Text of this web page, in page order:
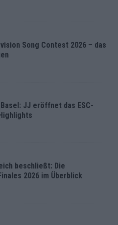
Song Contest 2026 – das
JJ eröffnet das ESC-
beschließt: Die
2026 im Überblick